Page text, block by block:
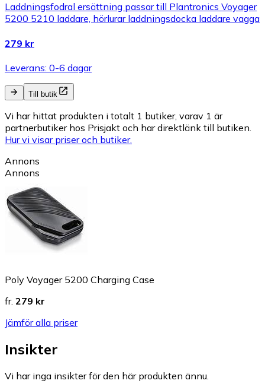
Laddningsfodral ersättning passar till Plantronics Voyager
5200 5210 laddare, hörlurar laddningsdocka laddare vagga
279 kr
Leverans: 0-6 dagar
Till butik
Vi har hittat produkten i totalt 1 butiker, varav 1 är
partnerbutiker hos Prisjakt och har direktlänk till butiken.
Hur vi visar priser och butiker.
Annons
Annons
Poly Voyager 5200 Charging Case
fr. 279 kr
Jämför alla priser
Insikter
Vi har inga insikter för den här produkten ännu.